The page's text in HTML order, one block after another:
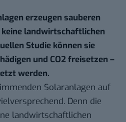
erzeugen sauberen
landwirtschaftlichen
Studie können sie
und CO2freisetzen –
werden.
Solaranlagen auf
Denn die
landwirtschaftlichen